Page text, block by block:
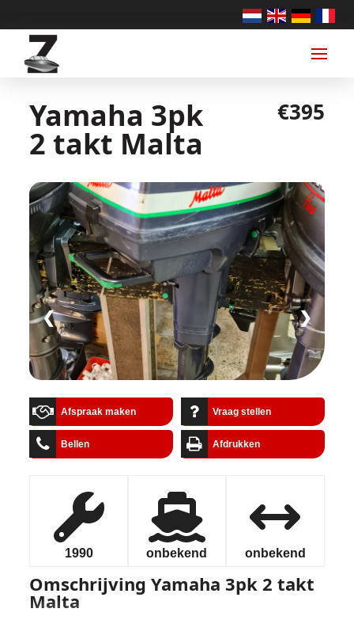
Yamaha 3pk
2 takt Malta
€395
❮ ❯
Afspraak maken Vraag stellen
Bellen Afdrukken
1990 onbekend onbekend
OmschrijvingYamaha 3pk 2 takt
Malta